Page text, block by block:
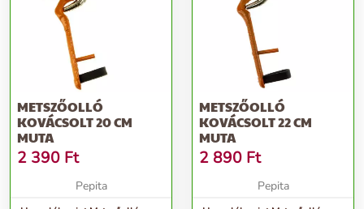
METSZŐOLLÓ
KOVÁCSOLT 20 CM
MUTA
2 390 Ft
Pepita
METSZŐOLLÓ
KOVÁCSOLT 22 CM
MUTA
2 890 Ft
Pepita